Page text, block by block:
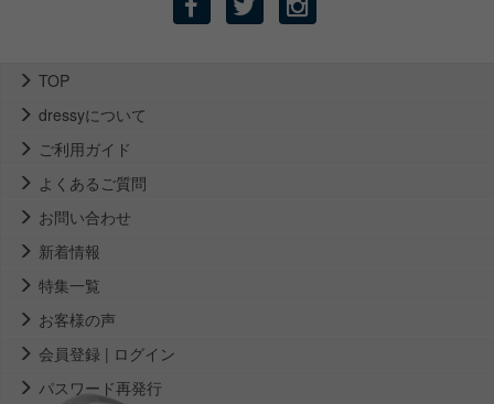
TOP
dressyについて
ご利用ガイド
よくあるご質問
お問い合わせ
新着情報
特集一覧
お客様の声
会員登録 | ログイン
パスワード再発行